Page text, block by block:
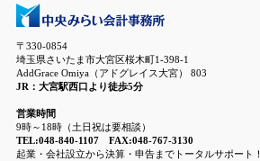
〒330-0854
埼玉県さいたま市大宮区桜木町1-398-1
AddGrace Omiya（アドグレイス大宮） 803
JR：大宮駅西口より徒歩5分
営業時間
9時～18時（土日祝は要相談）
TEL:048-840-1107 FAX:048-767-3130
起業・会社設立から決算・申告までトータルサポート！